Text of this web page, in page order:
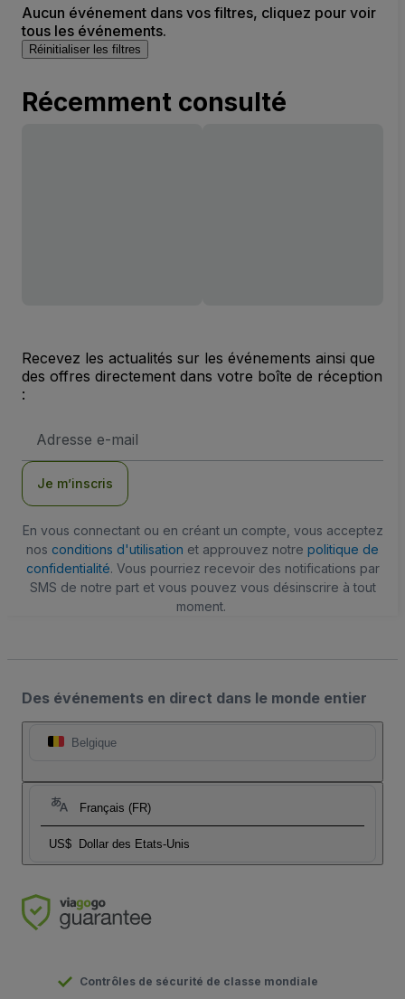
Aucun événement dans vos filtres, cliquez pour voir
tous les événements.
Réinitialiser les filtres
Récemment consulté
Recevez les actualités sur les événements ainsi que
des offres directement dans votre boîte de réception
:
e-
Je m’inscris
En vous connectant ou en créant un compte, vous acceptez
nos conditions d'utilisation et approuvez notre politique de
confidentialité. Vous pourriez recevoir des notifications par
SMS de notre part et vous pouvez vous désinscrire à tout
moment.
Des événements en direct dans le monde entier
Belgique
Français (FR)
US$ Dollar des Etats-Unis
Contrôles de sécurité de classe mondiale